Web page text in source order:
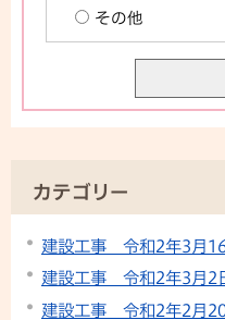
その他
カテゴリー
建設工事 令和2年3月
建設工事 令和2年3月2
建設工事 令和2年2月